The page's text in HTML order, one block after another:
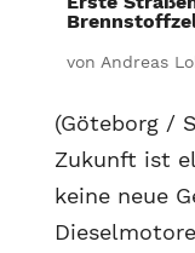
von Andreas
(Göteborg /
Zukunft ist
keine neue